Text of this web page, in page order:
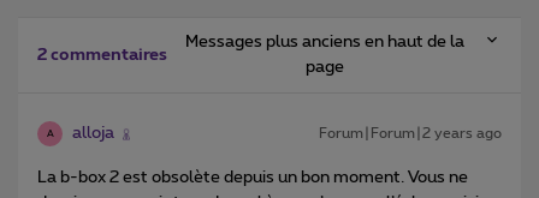
2 commentaires
Messages plus anciens en haut de la
page
A alloja Forum|Forum|2 years ago
La b-box 2 est obsolète depuis un bon moment. Vous ne